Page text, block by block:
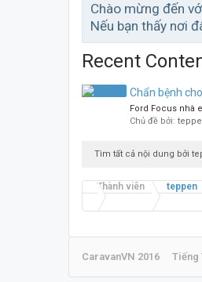
Chào mừng đến
Nếu bạn thấy nơi
Recent
Chẩn bệnh
Ford Focus nhà
Chủ đề bởi:
Tìm tất cả nội dung bởi
Thành viên teppen
CaravanVN 2016 Tiếng